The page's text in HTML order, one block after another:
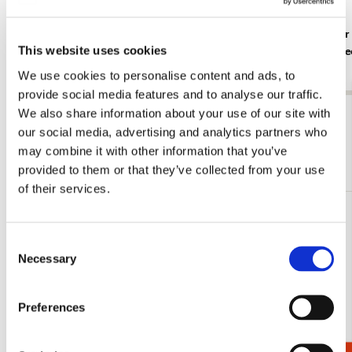
This website uses cookies
We use cookies to personalise content and ads, to
provide social media features and to analyse our traffic.
We also share information about your use of our site with
our social media, advertising and analytics partners who
may combine it with other information that you’ve
provided to them or that they’ve collected from your use
of their services.
Selection
Necessary
Preferences
Laren
€ 3,99
Interieur,
€ 14,99
Bekijk alles van Leo Gestel
Meer van Singer, Laren
verlanglijst